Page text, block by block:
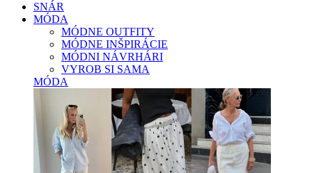
SNÁR
MÓDA
MÓDNE OUTFITY
MÓDNE INŠPIRÁCIE
MÓDNI NÁVRHÁRI
VYROB SI SAMA
MÓDA